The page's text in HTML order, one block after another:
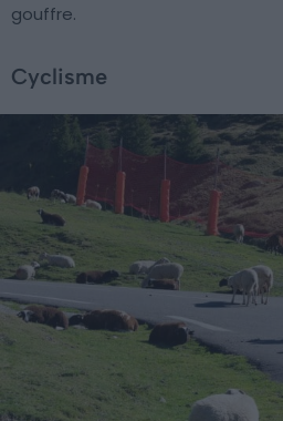
gouffre.
Cyclisme